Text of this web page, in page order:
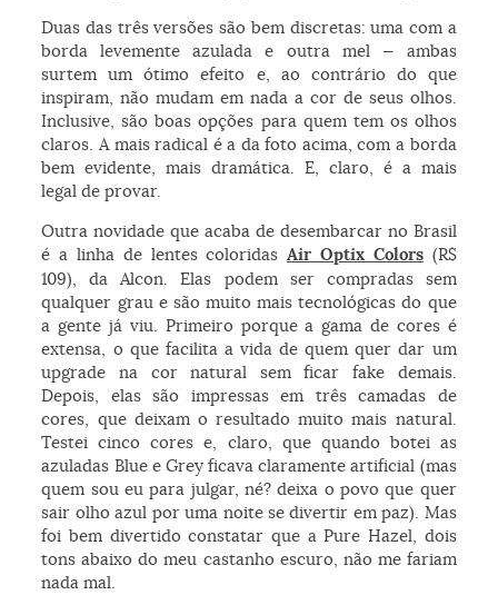
Duas das três versões são bem discretas: uma com a
borda levemente azulada e outra mel — ambas
surtem um ótimo efeito e, ao contrário do que
inspiram, não mudam em nada a cor de seus olhos.
Inclusive, são boas opções para quem tem os olhos
claros. A mais radical é a da foto acima, com a borda
bem evidente, mais dramática. E, claro, é a mais
legal de provar.
Outra novidade que acaba de desembarcar no Brasil
é a linha de lentes coloridasAir Optix Colors(R$
109), da Alcon. Elas podem ser compradas sem
qualquer grau e são muito mais tecnológicas do que
a gente já viu. Primeiro porque a gama de cores é
extensa, o que facilita a vida de quem quer dar um
upgrade na cor natural sem ficar fake demais.
Depois, elas são impressas em três camadas de
cores, que deixam o resultado muito mais natural.
Testei cinco cores e, claro, que quando botei as
azuladas Blue e Grey ficava claramente artificial (mas
quem sou eu para julgar, né? deixa o povo que quer
sair olho azul por uma noite se divertir em paz). Mas
foi bem divertido constatar que a Pure Hazel, dois
tons abaixo do meu castanho escuro, não me fariam
nada mal.